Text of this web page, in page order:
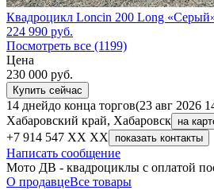
Квадроцикл Loncin 200 Long
224 990 руб.
Посмотреть все (1199)
Цена
230 000 руб.
Купить сейчас
14 днейдо конца торгов(23 авг 2026
Хабаровский край, Хабаровск на
+7 914 547 XX XX
показать контакты
Написать сообщение
Мото ДВ - квадроциклы с оплатой
О продавцеВсе товары